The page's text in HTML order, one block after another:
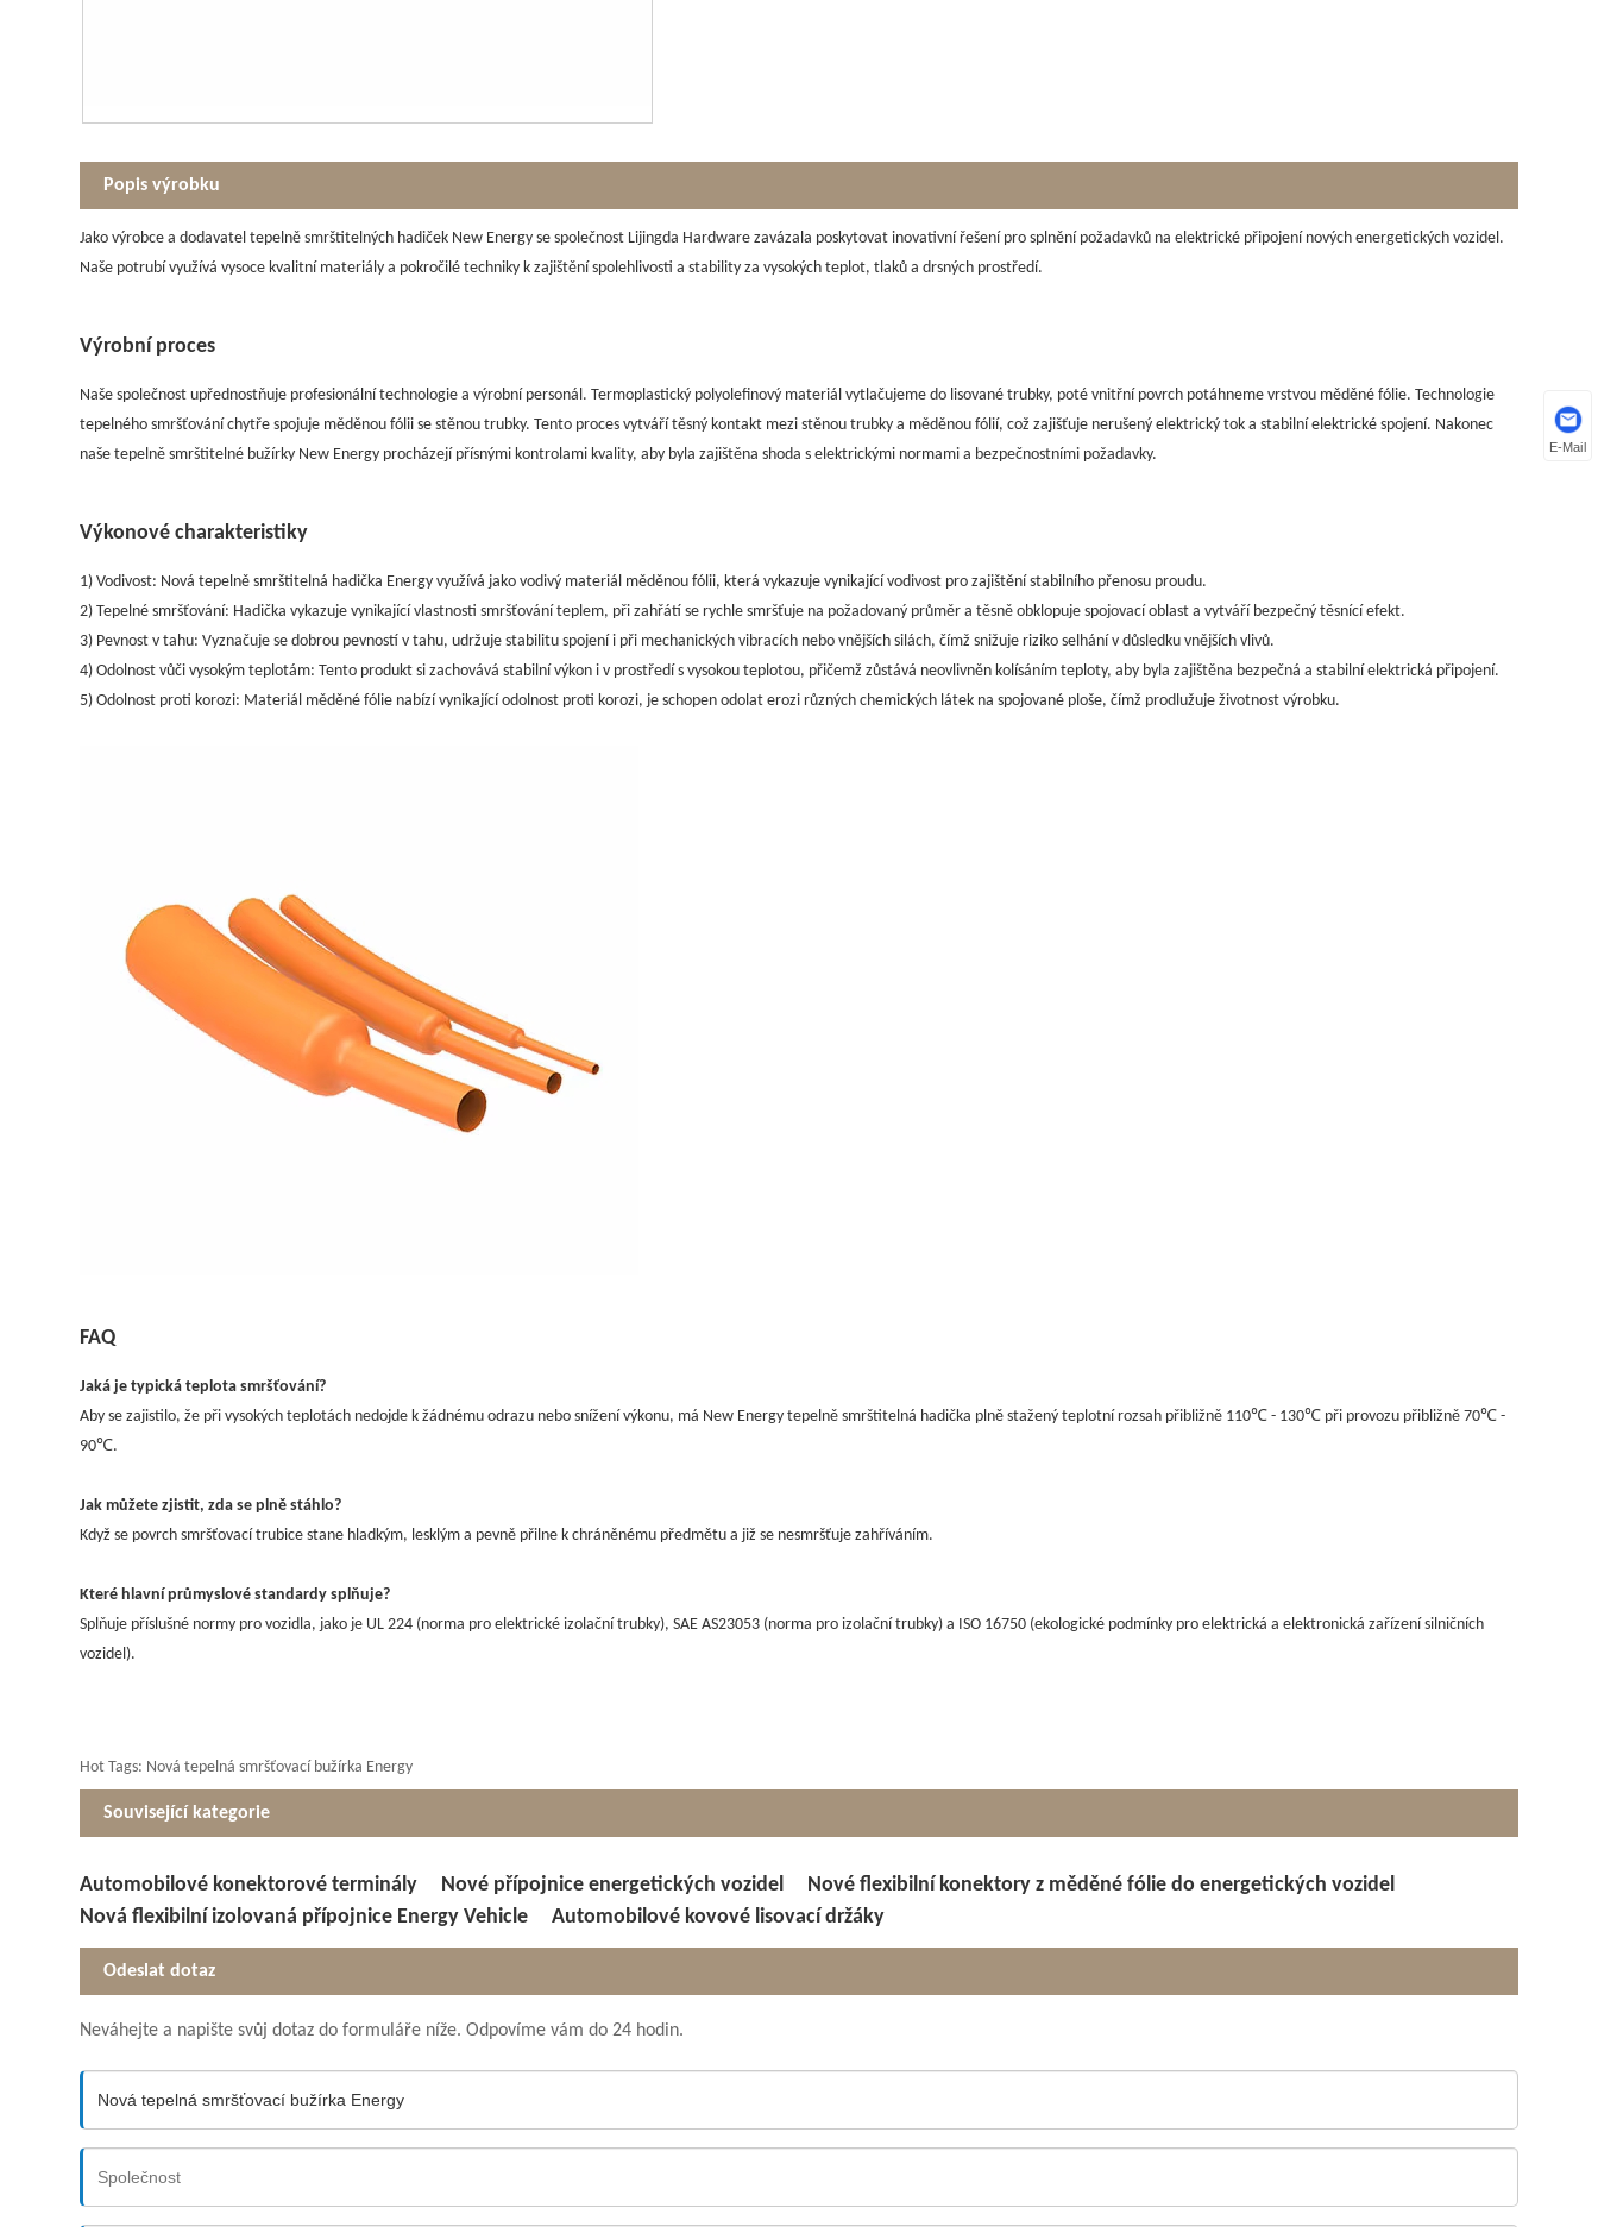
Popis výrobku
Jako výrobce a dodavatel tepelně smrštitelných hadiček New Energy se společnost Lijingda Hardware zavázala poskytovat inovativní řešení pro splnění požadavků na elektrické připojení nových energetických vozidel.
Naše potrubí využívá vysoce kvalitní materiály a pokročilé techniky k zajištění spolehlivosti a stability za vysokých teplot, tlaků a drsných prostředí.
Výrobní proces
Naše společnost upřednostňuje profesionální technologie a výrobní personál. Termoplastický polyolefinový materiál vytlačujeme do lisované trubky, poté vnitřní povrch potáhneme vrstvou měděné fólie. Technologie
tepelného smršťování chytře spojuje měděnou fólii se stěnou trubky. Tento proces vytváří těsný kontakt mezi stěnou trubky a měděnou fólií, což zajišťuje nerušený elektrický tok a stabilní elektrické spojení. Nakonec
naše tepelně smrštitelné bužírky New Energy procházejí přísnými kontrolami kvality, aby byla zajištěna shoda s elektrickými normami a bezpečnostními požadavky.
Výkonové charakteristiky
1) Vodivost: Nová tepelně smrštitelná hadička Energy využívá jako vodivý materiál měděnou fólii, která vykazuje vynikající vodivost pro zajištění stabilního přenosu proudu.
2) Tepelné smršťování: Hadička vykazuje vynikající vlastnosti smršťování teplem, při zahřátí se rychle smršťuje na požadovaný průměr a těsně obklopuje spojovací oblast a vytváří bezpečný těsnící efekt.
3) Pevnost v tahu: Vyznačuje se dobrou pevností v tahu, udržuje stabilitu spojení i při mechanických vibracích nebo vnějších silách, čímž snižuje riziko selhání v důsledku vnějších vlivů.
4) Odolnost vůči vysokým teplotám: Tento produkt si zachovává stabilní výkon i v prostředí s vysokou teplotou, přičemž zůstává neovlivněn kolísáním teploty, aby byla zajištěna bezpečná a stabilní elektrická připojení.
5) Odolnost proti korozi: Materiál měděné fólie nabízí vynikající odolnost proti korozi, je schopen odolat erozi různých chemických látek na spojované ploše, čímž prodlužuje životnost výrobku.
FAQ
Jaká je typická teplota smršťování?
Aby se zajistilo, že při vysokých teplotách nedojde k žádnému odrazu nebo snížení výkonu, má New Energy tepelně smrštitelná hadička plně stažený teplotní rozsah přibližně 110℃ - 130℃ při provozu přibližně 70℃ -
90℃.
Jak můžete zjistit, zda se plně stáhlo?
Když se povrch smršťovací trubice stane hladkým, lesklým a pevně přilne k chráněnému předmětu a již se nesmršťuje zahříváním.
Které hlavní průmyslové standardy splňuje?
Splňuje příslušné normy pro vozidla, jako je UL 224 (norma pro elektrické izolační trubky), SAE AS23053 (norma pro izolační trubky) a ISO 16750 (ekologické podmínky pro elektrická a elektronická zařízení silničních
vozidel).
Hot Tags: Nová tepelná smršťovací bužírka Energy
Související kategorie
Automobilové konektorové terminály Nové přípojnice energetických vozidel
Nové flexibilní konektory z měděné fólie do energetických vozidel
Nová flexibilní izolovaná přípojnice Energy Vehicle
Automobilové kovové lisovací držáky
Odeslat dotaz
Neváhejte a napište svůj dotaz do formuláře níže. Odpovíme vám do 24 hodin.
E-Mail